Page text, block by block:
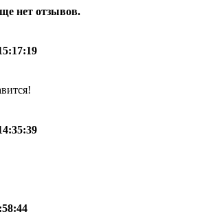
нет отзывов.